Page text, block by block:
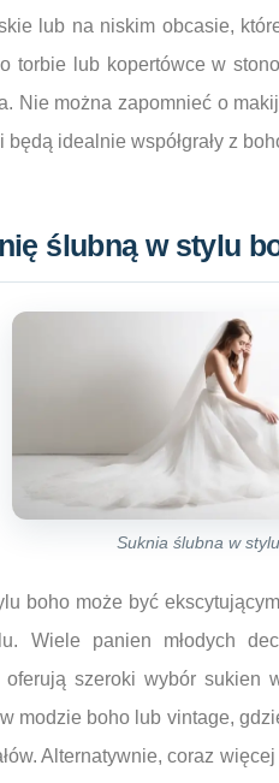
lub na niskim obcasie,
torbie lub kopertówce w
Nie można zapomnieć o
idealnie współgrały z
ślubną w stylu
Suknia ślubna w
boho może być
Wiele panien młodych
szeroki wybór sukien
modzie boho lub vintage,
Alternatywnie, coraz